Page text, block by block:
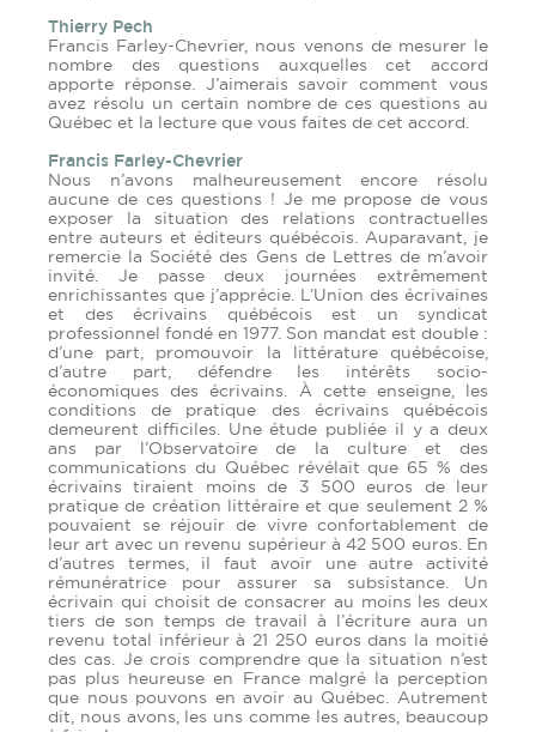
Thierry Pech
Francis Farley-Chevrier, nous venons de mesurer le
nombre des questions auxquelles cet accord
apporte réponse. J’aimerais savoir comment vous
avez résolu un certain nombre de ces questions au
Québec et la lecture que vous faites de cet accord.
Francis Farley-Chevrier
Nous n’avons malheureusement encore résolu
aucune de ces questions ! Je me propose de vous
exposer la situation des relations contractuelles
entre auteurs et éditeurs québécois. Auparavant, je
remercie la Société des Gens de Lettres de m’avoir
invité. Je passe deux journées extrêmement
enrichissantes que j’apprécie. L’Union des écrivaines
et des écrivains québécois est un syndicat
professionnel fondé en 1977. Son mandat est double :
d’une part, promouvoir la littérature québécoise,
d’autre part, défendre les intérêts socio-
économiques des écrivains. À cette enseigne, les
conditions de pratique des écrivains québécois
demeurent difficiles. Une étude publiée il y a deux
ans par l’Observatoire de la culture et des
communications du Québec révélait que 65 % des
écrivains tiraient moins de 3 500 euros de leur
pratique de création littéraire et que seulement 2 %
pouvaient se réjouir de vivre confortablement de
leur art avec un revenu supérieur à 42 500 euros. En
d’autres termes, il faut avoir une autre activité
rémunératrice pour assurer sa subsistance. Un
écrivain qui choisit de consacrer au moins les deux
tiers de son temps de travail à l’écriture aura un
revenu total inférieur à 21 250 euros dans la moitié
des cas. Je crois comprendre que la situation n’est
pas plus heureuse en France malgré la perception
que nous pouvons en avoir au Québec. Autrement
dit, nous avons, les uns comme les autres, beaucoup